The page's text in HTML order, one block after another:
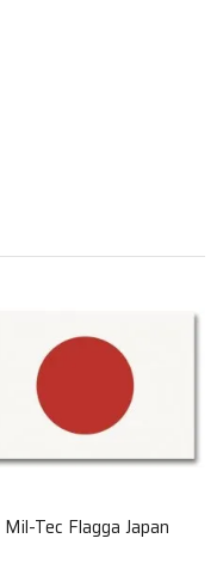
Mil-Tec Flagga Japan